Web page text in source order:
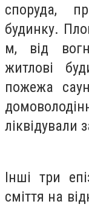
споруда,
будинку.
м, від
житлові
пожежа
Інші три
сміття на